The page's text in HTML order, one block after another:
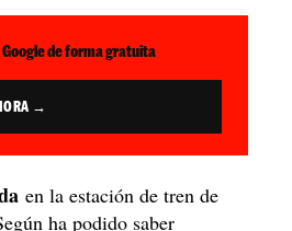
de forma gratuita
→
en la estación de tren de
ha podido saber